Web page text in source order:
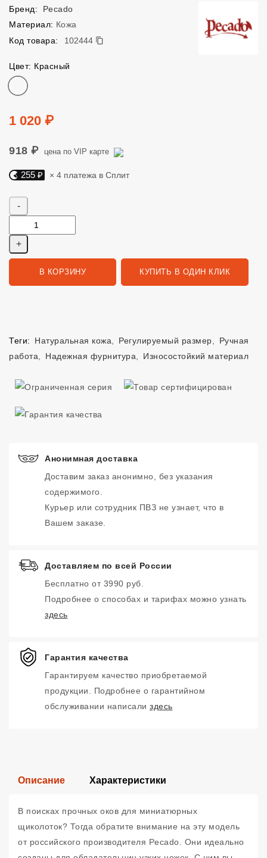
Бренд:
Pecado
Материал: Кожа
Код товара:
102444
102444
Цвет: Красный
Цвет
Цена
1 020 ₽
918 ₽ цена по VIP карте
Яндекс Сплит. 255 руб, 4 платежа в Сплит
255 ₽ × 4 платежа в Сплит
В КОРЗИНУ КУПИТЬ В ОДИН КЛИК
Теги: Натуральная кожа Регулируемый размер
Ручная
работа
Надежная фурнитура Износостойкий материал
Анонимная доставка
Доставим заказ анонимно, без указания
содержимого.
Курьер или сотрудник ПВЗ не узнает, что в
Вашем заказе.
Доставляем по всей России
Бесплатно от 3990 руб.
Подробнее о способах и тарифах можно узнать
здесь
Гарантия качества
Гарантируем качество приобретаемой
продукции. Подробнее о гарантийном
обслуживании написали здесь
Описание Характеристики
В поисках прочных оков для миниатюрных
щиколоток? Тогда обратите внимание на эту модель
от российского производителя Pecado. Они идеально